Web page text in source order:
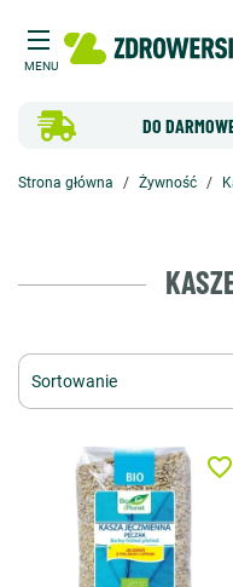
MENU
DO
Strona główna Żywność
Sortowanie
favorite_border